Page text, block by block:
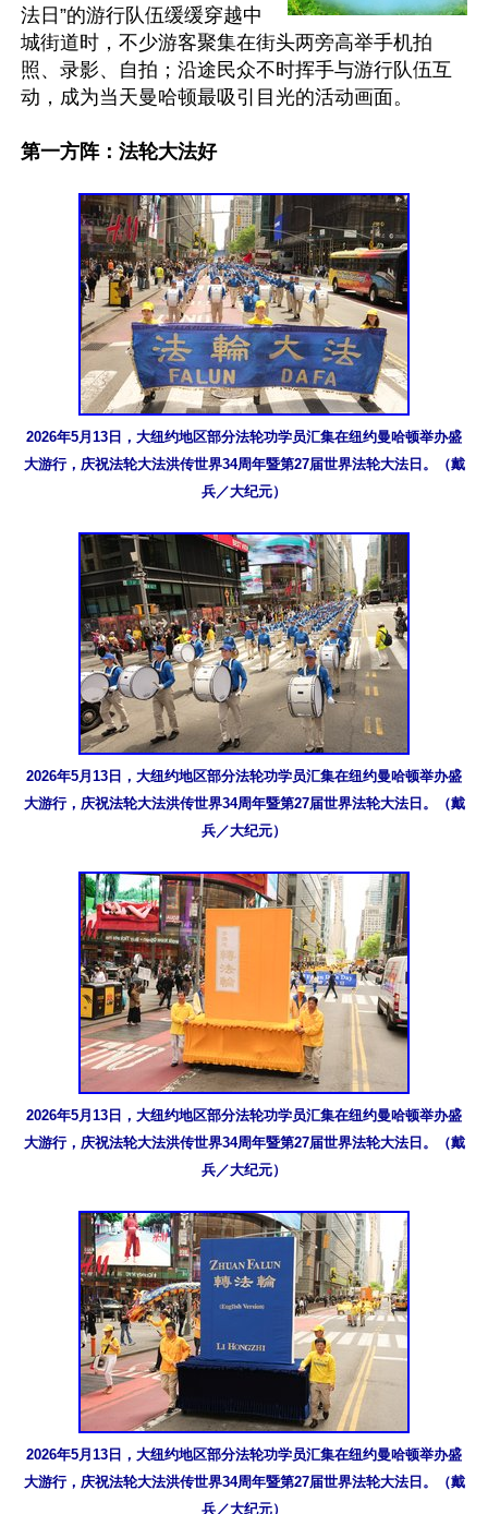
法日”的游行队伍缓缓穿越中
城街道时，不少游客聚集在街头两旁高举手机拍
照、录影、自拍；沿途民众不时挥手与游行队伍互
动，成为当天曼哈顿最吸引目光的活动画面。
第一方阵：法轮大法好
2026年5月13日，大纽约地区部分法轮功学员汇集在纽约曼哈顿举办盛
大游行，庆祝法轮大法洪传世界34周年暨第27届世界法轮大法日。（戴
兵／大纪元）
2026年5月13日，大纽约地区部分法轮功学员汇集在纽约曼哈顿举办盛
大游行，庆祝法轮大法洪传世界34周年暨第27届世界法轮大法日。（戴
兵／大纪元）
2026年5月13日，大纽约地区部分法轮功学员汇集在纽约曼哈顿举办盛
大游行，庆祝法轮大法洪传世界34周年暨第27届世界法轮大法日。（戴
兵／大纪元）
2026年5月13日，大纽约地区部分法轮功学员汇集在纽约曼哈顿举办盛
大游行，庆祝法轮大法洪传世界34周年暨第27届世界法轮大法日。（戴
兵／大纪元）